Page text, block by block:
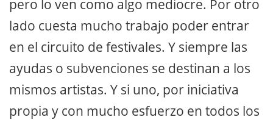
pero lo ven como algo mediocre. Por otro
lado cuesta mucho trabajo poder entrar
en el circuito de festivales. Y siempre las
ayudas o subvenciones se destinan a los
mismos artistas. Y si uno, por iniciativa
propia y con mucho esfuerzo en todos los